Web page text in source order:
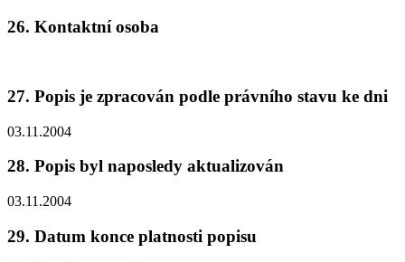
26. Kontaktní osoba
27. Popis je zpracován podle právního stavu ke dni
03.11.2004
28. Popis byl naposledy aktualizován
03.11.2004
29. Datum konce platnosti popisu